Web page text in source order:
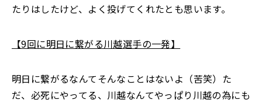
たりはしたけど、よく投げてくれたとも思います。
【9回に明日に繋がる川越選手の一発】
明日に繋がるなんてそんなことはないよ（苦笑）た
だ、必死にやってる、川越なんてやっぱり川越の為にも